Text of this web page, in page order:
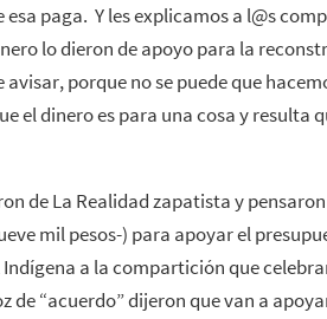
paga. Y les explicamos a l@s
lo dieron de apoyo para la
porque no se puede que
el dinero es para una cosa y resulta
de La Realidad zapatista y
mil pesos-) para apoyar el
a la compartición que
de “acuerdo” dijeron que van a